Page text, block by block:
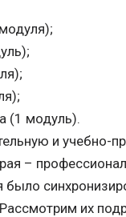
(1 модуль).
и учебно-
–
их